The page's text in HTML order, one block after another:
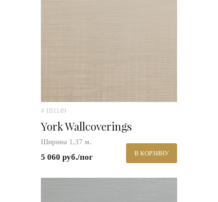
# IB1149
York Wallcoverings
Ширина 1,37 м.
5 060 руб./пог В КОРЗИНУ